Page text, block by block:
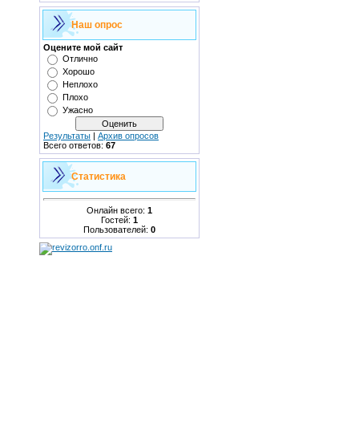
Наш опрос
Оцените мой сайт
Отлично
Хорошо
Неплохо
Плохо
Ужасно
Результаты | Архив опросов
Всего ответов: 67
Статистика
Онлайн всего: 1
Гостей: 1
Пользователей: 0